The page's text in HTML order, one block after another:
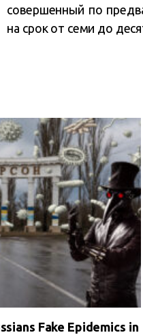
совершенный по
на срок от семи до
Fake Epidemics in